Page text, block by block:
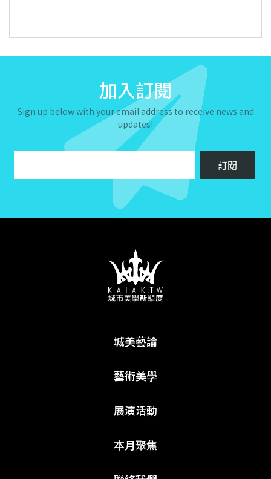
加入訂閱
Sign up below with your email address to receive news and
updates!
城美藝論
藝術美學
展演活動
本月聚焦